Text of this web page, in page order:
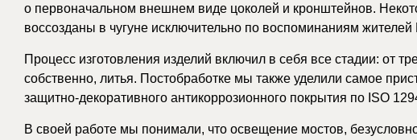
о первоначальном внешнем виде цоколей и кронштейнов.
воссозданы в чугуне исключительно по воспоминаниям
Процесс изготовления изделий включил в себя все стадии: от
собственно, литья. Постобработке мы также уделили самое
защитно-декоративного антикоррозионного покрытия по ISO
В своей работе мы понимали, что освещение мостов,